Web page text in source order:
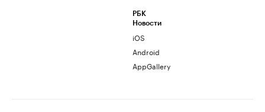
РБК
Новости
iOS
Android
AppGallery